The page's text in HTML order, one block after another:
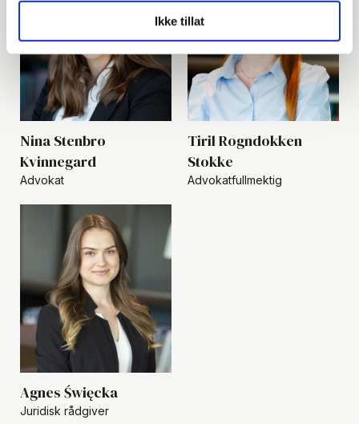
Ikke tillat
Nina Stenbro
Kvinnegard
Advokat
Tiril Rogndokken
Stokke
Advokatfullmektig
Agnes Święcka
Juridisk rådgiver